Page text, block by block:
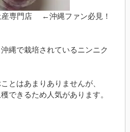
専門店 ←沖縄ファン必見！
縄で栽培されているニンニク
とはあまりありませんが、
できるため人気があります。